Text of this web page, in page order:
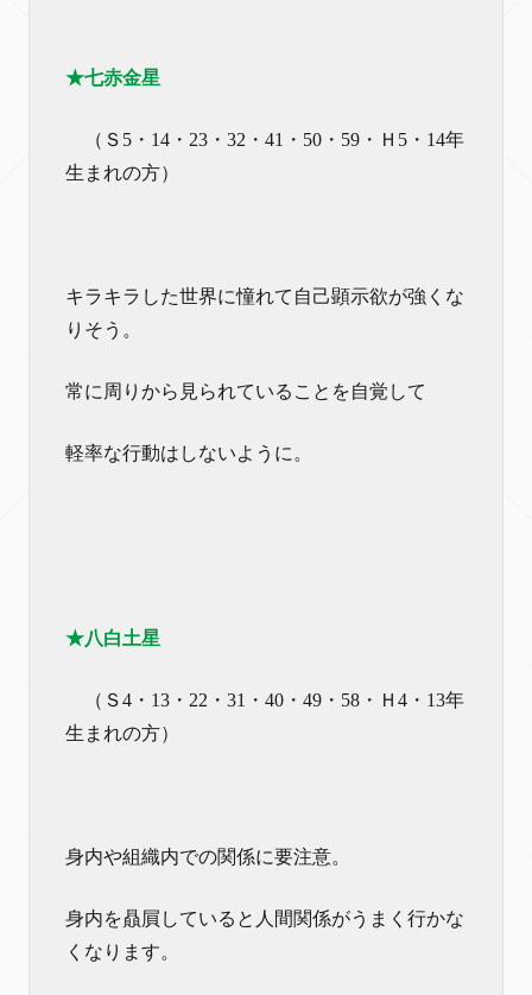
★七赤金星
（Ｓ5・14・23・32・41・50・59・Ｈ5・14年
生まれの方）
キラキラした世界に憧れて自己顕示欲が強くな
りそう。
常に周りから見られていることを自覚して
軽率な行動はしないように。
★八白土星
（Ｓ4・13・22・31・40・49・58・Ｈ4・13年
生まれの方）
身内や組織内での関係に要注意。
身内を贔屓していると人間関係がうまく行かな
くなります。